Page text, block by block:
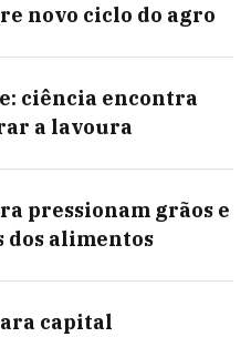
novo ciclo do agro
ciência encontra
a lavoura
pressionam grãos e
dos alimentos
capital